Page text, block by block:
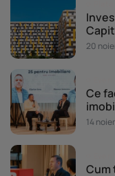
20
Ce
14
Cum